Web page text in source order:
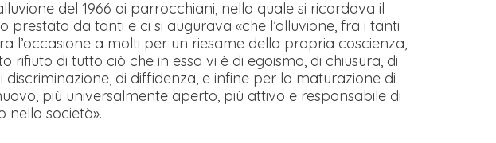
del 1966 ai parrocchiani, nella quale si ricordava il
prestato da tanti e ci si augurava «che l’alluvione, fra i tanti
l’occasione a molti per un riesame della propria coscienza,
rifiuto di tutto ciò che in essa vi è di egoismo, di chiusura, di
discriminazione, di diffidenza, e infine per la maturazione di
più universalmente aperto, più attivo e responsabile di
nella società».